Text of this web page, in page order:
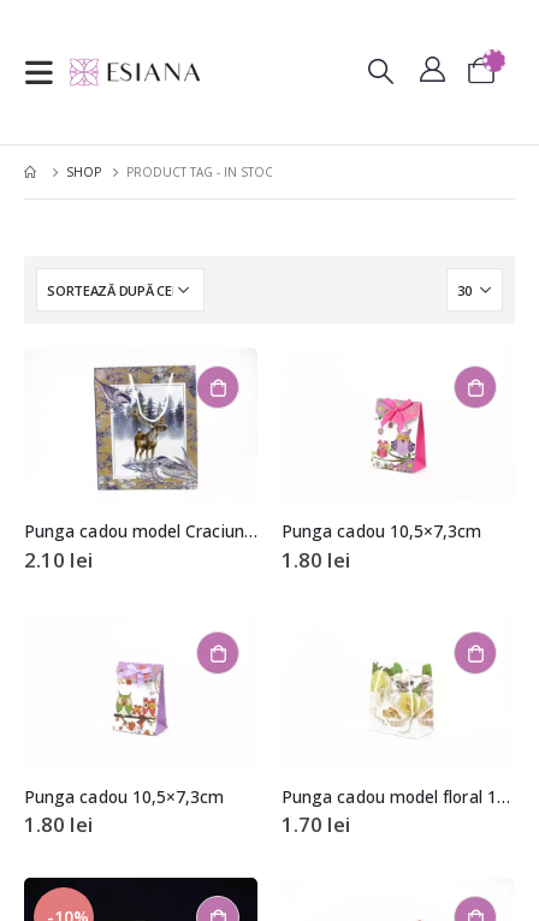
SHOP PRODUCT TAG - IN STOC
Punga cadou model Craciun 30x23x7cm
2.10 lei
Punga cadou 10,5×7,3cm
1.80 lei
Punga cadou 10,5×7,3cm
1.80 lei
Punga cadou model floral 11x9x5cm
1.70 lei